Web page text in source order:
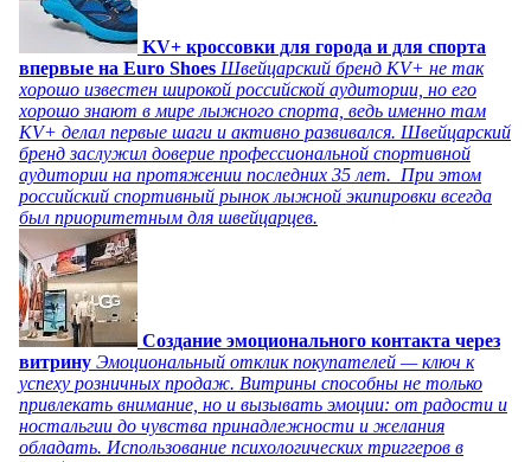
KV+ кроссовки для города и для спорта
впервые на Euro Shoes Швейцарский бренд KV+ не так
хорошо известен широкой российской аудитории, но его
хорошо знают в мире лыжного спорта, ведь именно там
KV+ делал первые шаги и активно развивался. Швейцарский
бренд заслужил доверие профессиональной спортивной
аудитории на протяжении последних 35 лет. При этом
российский спортивный рынок лыжной экипировки всегда
был приоритетным для швейцарцев.
Создание эмоционального контакта через
витрину Эмоциональный отклик покупателей — ключ к
успеху розничных продаж. Витрины способны не только
привлекать внимание, но и вызывать эмоции: от радости и
ностальгии до чувства принадлежности и желания
обладать. Использование психологических триггеров в